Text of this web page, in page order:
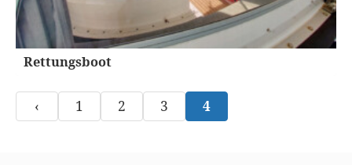
Rettungsboot
‹ 1 2 3 4